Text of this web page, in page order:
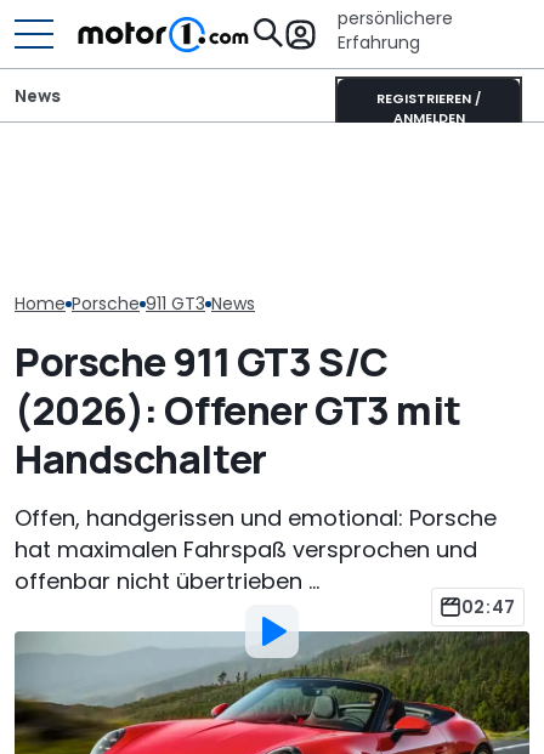
persönlichere
Erfahrung
REGISTRIEREN /
ANMELDEN
News
Home Porsche 911 GT3 News
Porsche 911 GT3 S/C
(2026): Offener GT3 mit
Handschalter
Offen, handgerissen und emotional: Porsche
hat maximalen Fahrspaß versprochen und
offenbar nicht übertrieben ...
02:47
Bild von:Porsche
Von:Christopher Otto
14. Apr.um16:00 Uhr